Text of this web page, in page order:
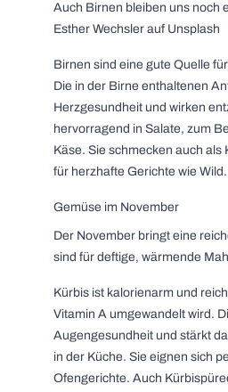
Auch Birnen bleiben uns noch
Esther Wechsler auf Unsplash
Birnen sind eine gute Quelle
Die in der Birne enthaltenen
Herzgesundheit und wirken
hervorragend in Salate, zum
Käse. Sie schmecken auch
für herzhafte Gerichte wie Wild.
Gemüse im November
Der November bringt eine
sind für deftige, wärmende
Kürbis ist kalorienarm und
Vitamin A umgewandelt wird.
Augengesundheit und stärkt
in der Küche. Sie eignen sich
Ofengerichte. Auch